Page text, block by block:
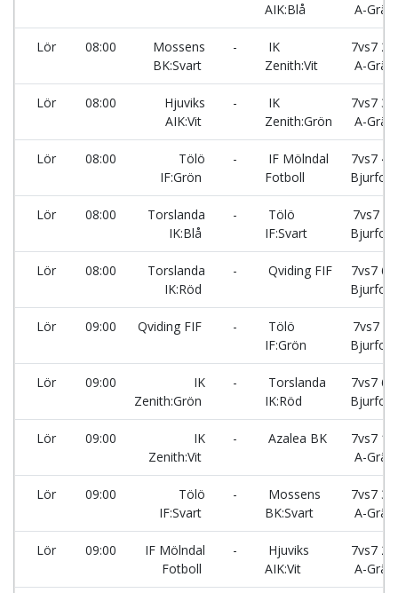
AIK:Blå
A-Gräs
Lör 08:00
Mossens
BK:Svart
-
IK
Zenith:Vit
7vs7 2 -
A-Gräs
Lör 08:00
Hjuviks
AIK:Vit
-
IK
Zenith:Grön
7vs7 3 -
A-Gräs
Lör 08:00
Tölö
IF:Grön
-
IF Mölndal
Fotboll
7vs7 4 -
Bjurfors
Lör 08:00
Torslanda
IK:Blå
-
Tölö
IF:Svart
7vs7 5-
Bjurfors
Lör 08:00
Torslanda
IK:Röd
- Qviding FIF
7vs7 6 -
Bjurfors
Lör 09:00 Qviding FIF -
Tölö
IF:Grön
7vs7 5-
Bjurfors
Lör 09:00
IK
Zenith:Grön
-
Torslanda
IK:Röd
7vs7 6 -
Bjurfors
Lör 09:00
IK
Zenith:Vit
- Azalea BK
7vs7 1 -
A-Gräs
Lör 09:00
Tölö
IF:Svart
-
Mossens
BK:Svart
7vs7 3 -
A-Gräs
Lör 09:00
IF Mölndal
Fotboll
-
Hjuviks
AIK:Vit
7vs7 2 -
A-Gräs